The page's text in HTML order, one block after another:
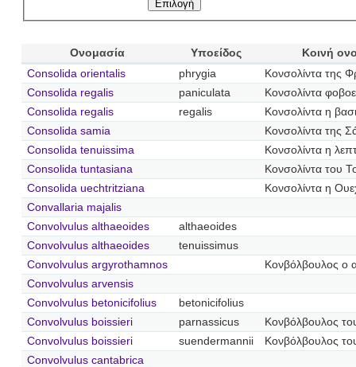
Ονομασία Υποείδος
Κοινή
Consolida orientalis
phrygia
Κονσολίντα της
Consolida regalis
paniculata
Κονσολίντα
Consolida regalis
regalis
Κονσολίντα η
Consolida samia
Κονσολίντα της
Consolida tenuissima
Κονσολίντα η
Consolida tuntasiana
Κονσολίντα του
Consolida uechtritziana
Κονσολίντα η
Convallaria majalis
Convolvulus althaeoides
althaeoides
Convolvulus althaeoides
tenuissimus
Convolvulus argyrothamnos
Κονβόλβουλος ο
Convolvulus arvensis
Convolvulus betonicifolius
betonicifolius
Convolvulus boissieri
parnassicus
Κονβόλβουλος
Convolvulus boissieri
suendermannii
Κονβόλβουλος
Convolvulus cantabrica